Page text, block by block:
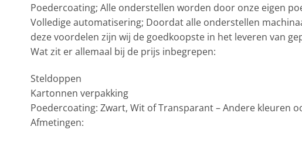
Poedercoating; Alle onderstellen worden door onze eigen
Volledige automatisering; Doordat alle onderstellen
deze voordelen zijn wij de goedkoopste in het leveren van
Wat zit er allemaal bij de prijs inbegrepen:
Steldoppen
Kartonnen verpakking
Poedercoating: Zwart, Wit of Transparant – Andere kleuren
Afmetingen: